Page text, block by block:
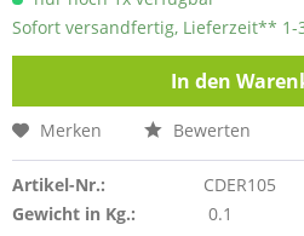
Sofort versandfertig, Lieferzeit** 1-
In den
Merken Bewerten
Artikel-Nr.:
CDER105
Gewicht in Kg.:
0.1